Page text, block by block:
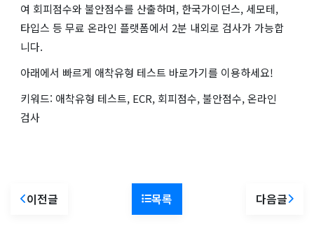
여 회피점수와 불안점수를 산출하며, 한국가이던스, 세모테,
타입스 등 무료 온라인 플랫폼에서 2분 내외로 검사가 가능합
니다.
아래에서 빠르게 애착유형 테스트 바로가기를 이용하세요!
키워드: 애착유형 테스트, ECR, 회피점수, 불안점수, 온라인
검사
이전글 목록 다음글